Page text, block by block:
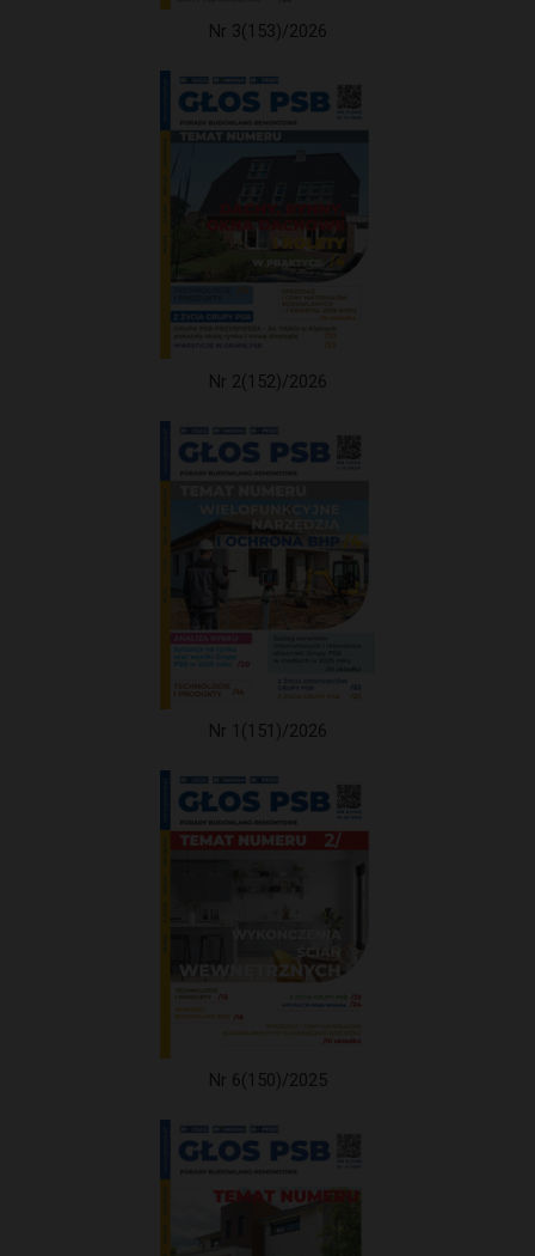
Nr 3(153)/2026
Nr 2(152)/2026
Nr 1(151)/2026
Nr 6(150)/2025